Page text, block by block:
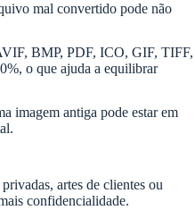
mal convertido pode não
BMP, PDF, ICO, GIF, TIFF,
o que ajuda a equilibrar
imagem antiga pode estar em
artes de clientes ou
confidencialidade.